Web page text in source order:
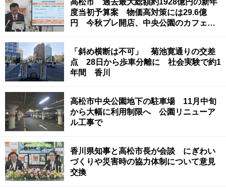
度当初予算案 物価高対策には29.6億
円 今秋プレ開店、中央公園のカフェ工
「斜め横断は不可」 菊池寛通りの交差
点 28日から歩車分離に 社会実験で約1
年間 香川
高松市中央公園地下の駐車場 11月中旬
から大幅に利用制限へ 公園リニューア
ル工事で
香川県知事と高松市長が会談 にぎわい
づくりや災害時の協力体制について意見
交換